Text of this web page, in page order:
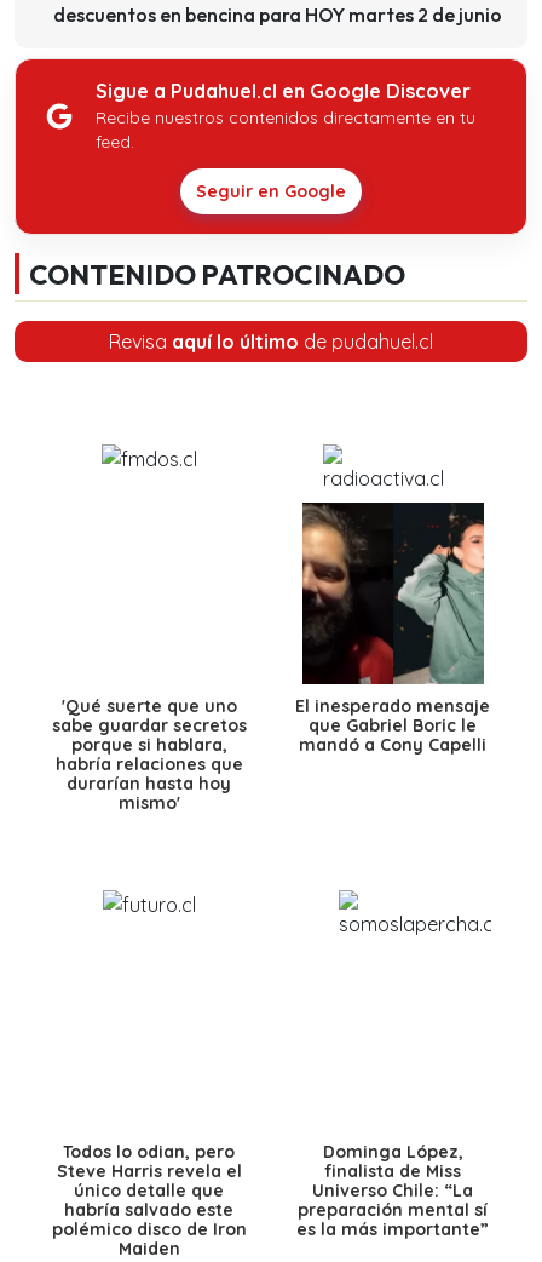
descuentos en bencina para HOY martes 2 de junio
Sigue a Pudahuel.cl en Google Discover
Recibe nuestros contenidos directamente en tu
feed.
Seguir en Google
CONTENIDO PATROCINADO
Revisa aquí lo último de pudahuel.cl
'Qué suerte que uno
sabe guardar secretos
porque si hablara,
habría relaciones que
durarían hasta hoy
mismo'
El inesperado mensaje
que Gabriel Boric le
mandó a Cony Capelli
Todos lo odian, pero
Steve Harris revela el
único detalle que
habría salvado este
polémico disco de Iron
Maiden
Dominga López,
finalista de Miss
Universo Chile: “La
preparación mental sí
es la más importante”